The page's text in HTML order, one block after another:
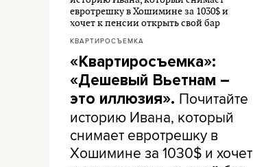
КВАРТИРОСЪЕМКА
«Квартиросъемка»:
«Дешевый Вьетнам –
это иллюзия». Почитайте
историю Ивана, который
снимает евротрешку в
Хошимине за 1030$ и хочет